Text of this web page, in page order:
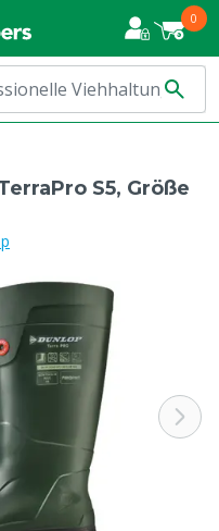
0
S5, Größe